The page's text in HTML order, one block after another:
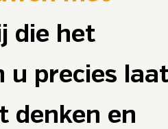
die het
u precies
denken en